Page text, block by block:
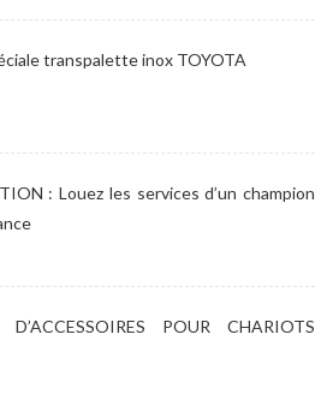
transpalette inox TOYOTA
: Louez les services d’un champion
POUR CHARIOTS